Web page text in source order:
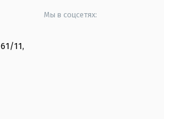
61/11,
Мы в соцсетях: